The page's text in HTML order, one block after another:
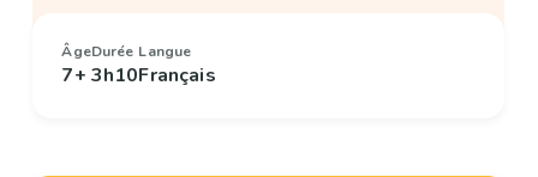
Âge
7+
Durée
3h10
Langue
Français